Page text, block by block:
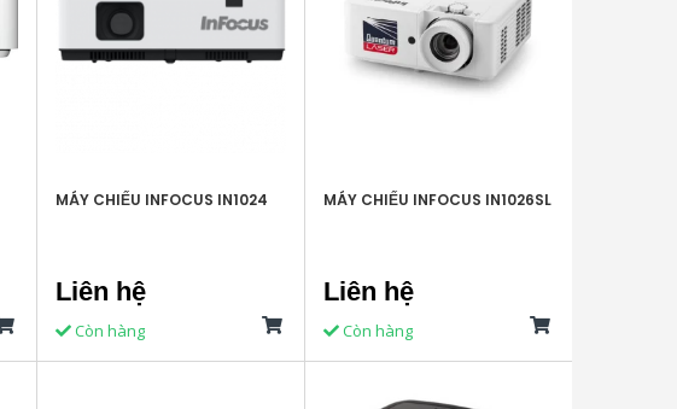
MÁY CHIẾU INFOCUS IN1024
Liên hệ
Còn hàng
MÁY CHIẾU INFOCUS IN1026SL
Liên hệ
Còn hàng